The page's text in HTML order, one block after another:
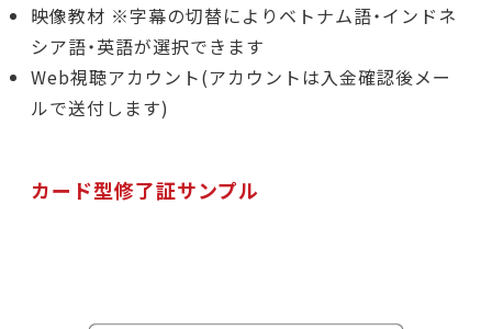
映像教材 ※字幕の切替によりベトナム語・インドネ
シア語・英語が選択できます
Web視聴アカウント(アカウントは入金確認後メー
ルで送付します)
カード型修了証サンプル